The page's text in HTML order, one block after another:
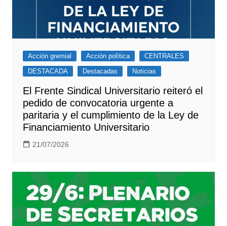
Acción gremial Acción política
CENTRALES
DESTACADA
Destacadas Noticias
El Frente Sindical Universitario reiteró el
pedido de convocatoria urgente a
paritaria y el cumplimiento de la Ley de
Financiamiento Universitario
21/07/2026